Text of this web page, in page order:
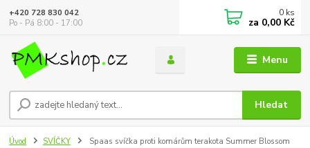
Menu
Hledat
+420 728 830 042
Po - Pá 8:00 - 17:00
0 ks
za 0,00 Kč
Úvod SVÍČKY Spaas svíčka proti komárům terakota Summer Blossom